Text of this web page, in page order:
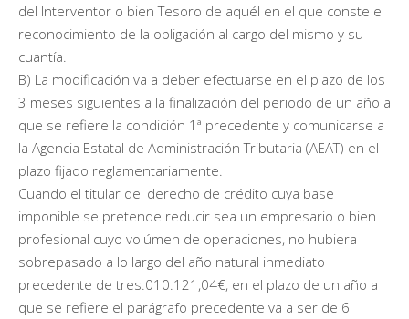
del Interventor o bien Tesoro de aquél en el que conste el
reconocimiento de la obligación al cargo del mismo y su
cuantía.
B) La modificación va a deber efectuarse en el plazo de los
3 meses siguientes a la finalización del periodo de un año a
que se refiere la condición 1ª precedente y comunicarse a
la Agencia Estatal de Administración Tributaria (AEAT) en el
plazo fijado reglamentariamente.
Cuando el titular del derecho de crédito cuya base
imponible se pretende reducir sea un empresario o bien
profesional cuyo volúmen de operaciones, no hubiera
sobrepasado a lo largo del año natural inmediato
precedente de tres.010.121,04€, en el plazo de un año a
que se refiere el parágrafo precedente va a ser de 6